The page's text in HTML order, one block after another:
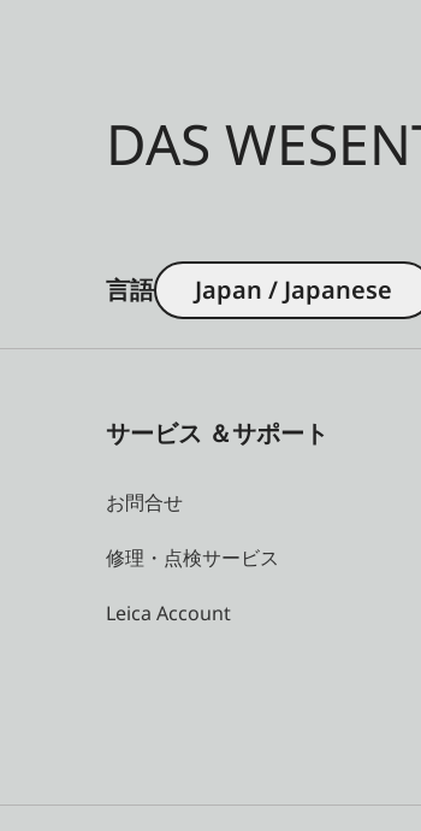
DAS
言語 Japan / Japanese
サービス ＆サポート
お問合せ
修理・点検サービス
Leica Account